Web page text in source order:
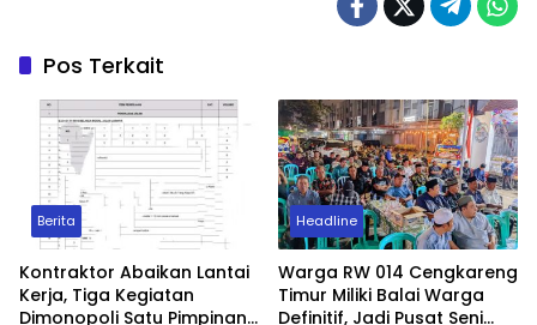
Pos Terkait
Berita
Kontraktor Abaikan Lantai
Kerja, Tiga Kegiatan
Dimonopoli Satu Pimpinan
Headline
Warga RW 014 Cengkareng
Timur Miliki Balai Warga
Definitif, Jadi Pusat Seni